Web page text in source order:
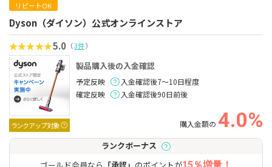
リピートOK
Dyson（ダイソン）公式オンラインストア
5.0 （3件）
ランクアップ対象
製品購入後の入金確認
予定反映
入金確認後7～10日程度
確定反映
入金確認後90日前後
購入金額の 4.0%
ランクボーナス